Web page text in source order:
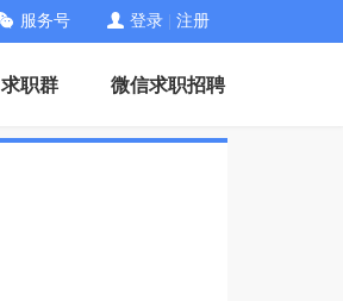
服务号 登录 注册
求职群 微信求职招聘